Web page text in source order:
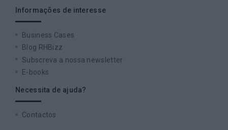
Informações de interesse
Business Cases
Blog RHBizz
Subscreva a nossa newsletter
E-books
Necessita de ajuda?
Contactos